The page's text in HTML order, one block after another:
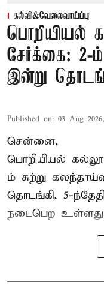
கல்வி&வேலைவாய்ப்பு
பொறியியல்
சேர்க்கை: 2-ம்
இன்று
Published on: 03 Aug
சென்னை,
பொறியியல்
ம் சுற்று
தொடங்கி, 5-
நடைபெற